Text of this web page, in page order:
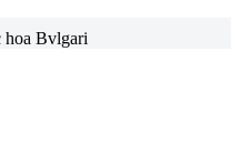
hoa Bvlgari